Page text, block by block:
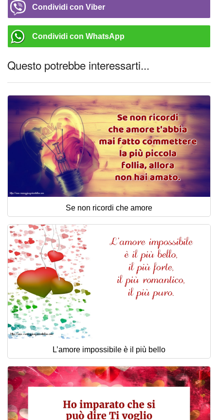
Condividi con Viber
Condividi con WhatsApp
Questo potrebbe interessarti...
Se non ricordi che amore
L’amore impossibile è il più bello